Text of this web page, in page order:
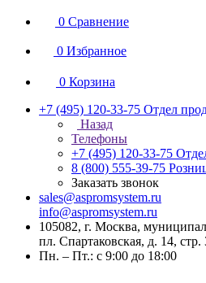
0 Сравнение
0 Избранное
0 Корзина
+7 (495) 120-33-75 Отдел
Назад
Телефоны
+7 (495) 120-33-75
8 (800) 555-39-75
Заказать звонок
sales@aspromsystem.ru
info@aspromsystem.ru
105082, г. Москва,
пл. Спартаковская, д. 14,
Пн. – Пт.: с 9:00 до 18:00